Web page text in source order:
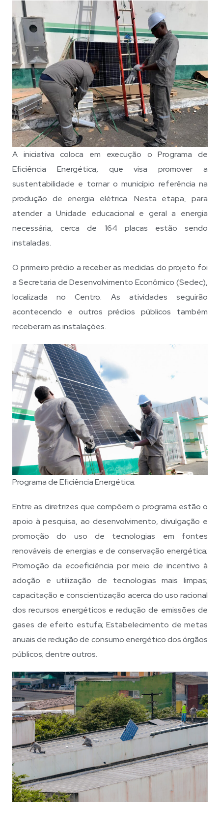
A iniciativa coloca em execução o Programa de
Eficiência Energética, que visa promover a
sustentabilidade e tornar o município referência na
produção de energia elétrica. Nesta etapa, para
atender a Unidade educacional e geral a energia
necessária, cerca de 164 placas estão sendo
instaladas.
O primeiro prédio a receber as medidas do projeto foi
a Secretaria de Desenvolvimento Econômico (Sedec),
localizada no Centro. As atividades seguirão
acontecendo e outros prédios públicos também
receberam as instalações.
Programa de Eficiência Energética:
Entre as diretrizes que compõem o programa estão o
apoio à pesquisa, ao desenvolvimento, divulgação e
promoção do uso de tecnologias em fontes
renováveis de energias e de conservação energética;
Promoção da ecoeficiência por meio de incentivo à
adoção e utilização de tecnologias mais limpas;
capacitação e conscientização acerca do uso racional
dos recursos energéticos e redução de emissões de
gases de efeito estufa; Estabelecimento de metas
anuais de redução de consumo energético dos órgãos
públicos; dentre outros.